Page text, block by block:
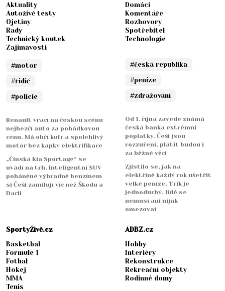
Aktuality
Autoživě testy
Ojetiny
Rady
Technický koutek
Zajímavosti
#motor
#řidič
#policie
Renault vrací na českou scénu
nejhezčí auto za pohádkovou
cenu. Má obří kufr a spolehlivý
motor bez kapky elektrifikace
„Čínská Kia Sportage“ se
uvádí na trh. Inteligentní SUV
poháněné výhradně benzínem
si Češi zamilují víc než Škodu a
Dacii
Domácí
Komentáře
Rozhovory
Spotřebitel
Technologie
#česká republika
#peníze
#zdražování
Od 1. října zavede známá
česká banka extrémní
poplatky. Češi jsou
rozzuřeni, platit budou i
za běžné věci
Zjistilo se, jak na
elektřině každý rok ušetřit
velké peníze. Trik je
jednoduchý, lidé se
nemusí ani nijak
omezovat
SportyŽivě.cz
Basketbal
Formule 1
Fotbal
Hokej
MMA
Tenis
ADBZ.cz
Hobby
Interiéry
Rekonstrukce
Rekreační objekty
Rodinné domy